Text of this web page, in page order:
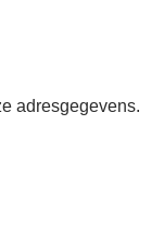
adresgegevens.